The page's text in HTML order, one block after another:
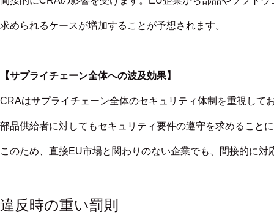
求められるケースが増加することが予想されます。
【サプライチェーン全体への波及効果】
CRAはサプライチェーン全体のセキュリティ体制を重視して
部品供給者に対してもセキュリティ要件の遵守を求めること
このため、直接EU市場と関わりのない企業でも、間接的に
違反時の重い罰則